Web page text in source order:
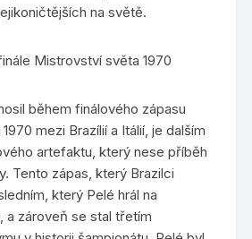
na světě.
Mistrovství světa 1970
během finálového zápasu
mezi Brazílií a Itálií, je dalším
artefaktu, který nese příběh
Tento zápas, který Brazilci
který Pelé hrál na
a zároveň se stal třetím